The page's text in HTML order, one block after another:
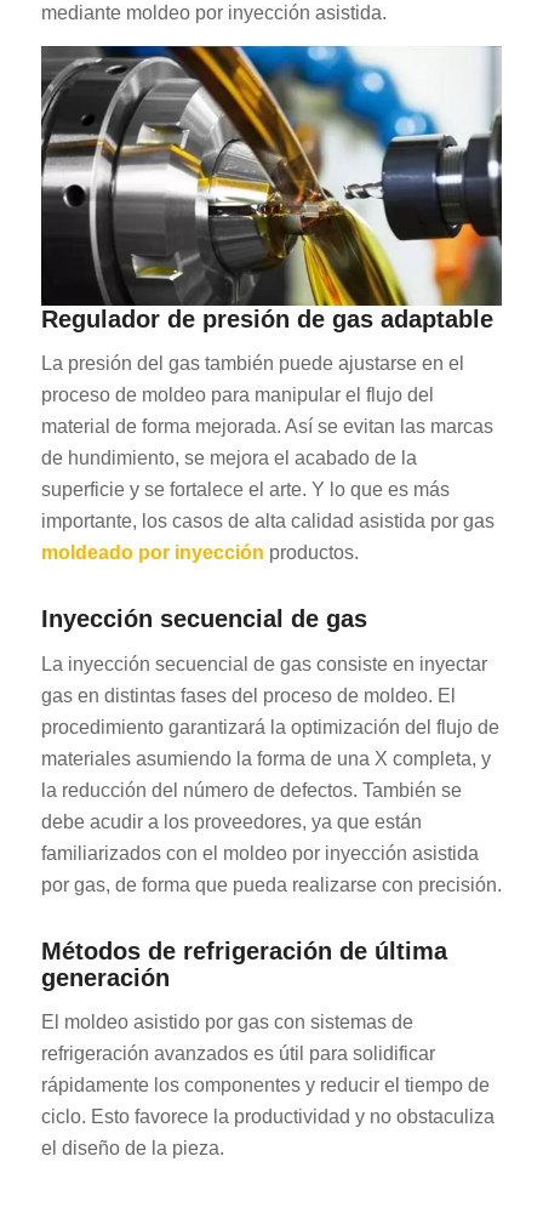
mediante moldeo por inyección asistida.
Regulador de presión de gas adaptable
La presión del gas también puede ajustarse en el
proceso de moldeo para manipular el flujo del
material de forma mejorada. Así se evitan las marcas
de hundimiento, se mejora el acabado de la
superficie y se fortalece el arte. Y lo que es más
importante, los casos de alta calidad asistida por gas
moldeado por inyección productos.
Inyección secuencial de gas
La inyección secuencial de gas consiste en inyectar
gas en distintas fases del proceso de moldeo. El
procedimiento garantizará la optimización del flujo de
materiales asumiendo la forma de una X completa, y
la reducción del número de defectos. También se
debe acudir a los proveedores, ya que están
familiarizados con el moldeo por inyección asistida
por gas, de forma que pueda realizarse con precisión.
Métodos de refrigeración de última
generación
El moldeo asistido por gas con sistemas de
refrigeración avanzados es útil para solidificar
rápidamente los componentes y reducir el tiempo de
ciclo. Esto favorece la productividad y no obstaculiza
el diseño de la pieza.